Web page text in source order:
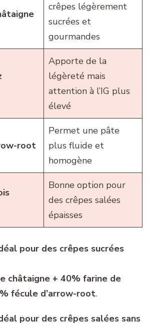
crêpes légèrement
sucrées et
gourmandes
Apporte de la
légèreté mais
attention à l’IG plus
élevé
root
Permet une pâte
plus fluide et
homogène
Bonne option pour
des crêpes salées
épaisses
pour des crêpes sucrées
châtaigne + 40% farine de
fécule d’arrow-root.
pour des crêpes salées sans